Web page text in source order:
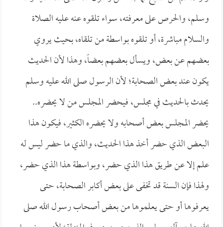
وسلم، والحرص على معرفته، سواء تلقوه عنه عليه الصلاة
والسلام مباشرة، أو تلقوه بواسطة من تلقاه، بحيث يروي
بعضهم عن بعض، ويسأل بعضهم بعضاً، وهذا لأن الحديث
يكون عند بعض الصحابة؛ لأن الرسول صلى الله عليه وسلم
يحدث بالحديث في مجلس، فيحضر المجلس من لا يحضره..
يحضر المجلس بعض أصحابه ولا يحضره الكثير، فيكون هذا
البعض الذي حضر أخذ هذا الحديث، والذي ما حضر ليس له
علم إلا عن طريق هذا الذي حضر، وبواسطة هذا الذي حضر،
ولهذا فإن السنة قد تخفى على بعض أكابر الصحابة، حتى
يعرفوها أو حتى يعلموها من بعض أصحاب رسول الله صلى